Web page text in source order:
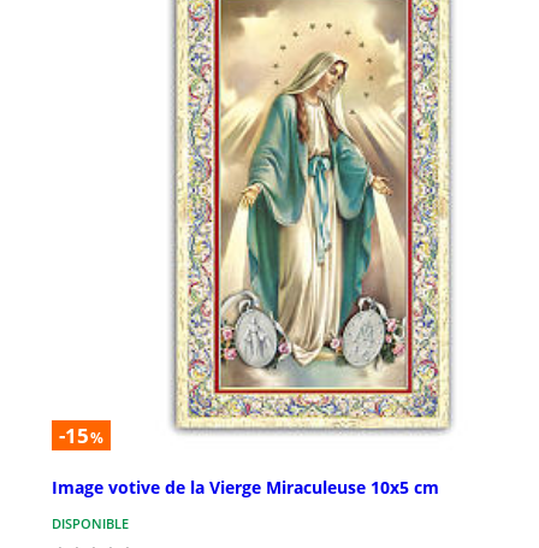
-15%
Image votive de la Vierge Miraculeuse 10x5 cm
DISPONIBLE